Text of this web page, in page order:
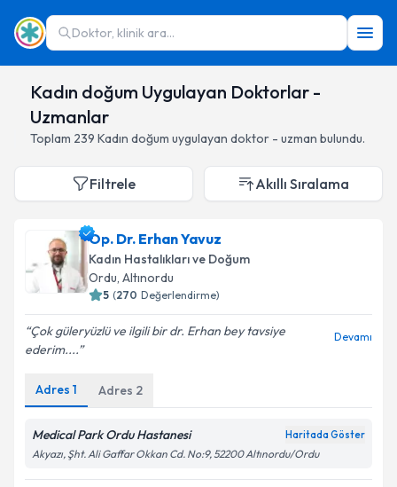
Doktor, klinik ara...
Kadın doğum Uygulayan Doktorlar -
Uzmanlar
Toplam 239 Kadın doğum uygulayan doktor - uzman bulundu.
Filtrele Akıllı Sıralama
Op. Dr. Erhan Yavuz
Kadın Hastalıkları ve Doğum
Ordu, Altınordu
5 (270 Değerlendirme)
Çok güleryüzlü ve ilgili bir dr. Erhan bey tavsiye
ederim....
Devamı
Adres 1 Adres 2
Medical Park Ordu Hastanesi Haritada Göster
Akyazı, Şht. Ali Gaffar Okkan Cd. No:9, 52200 Altınordu/Ordu